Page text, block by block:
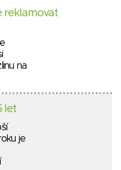
reklamovat
na
let
je